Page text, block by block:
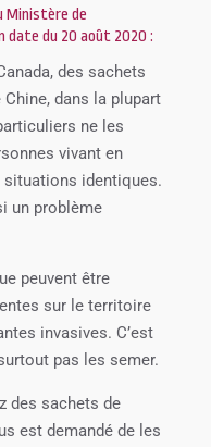
Ministère de
date du 20 août 2020 :
des sachets
dans la plupart
ne les
vivant en
situations identiques.
un problème
peuvent être
sur le territoire
invasives. C’est
pas les semer.
des sachets de
est demandé de les